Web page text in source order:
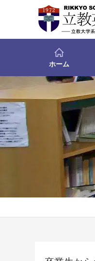
ホーム